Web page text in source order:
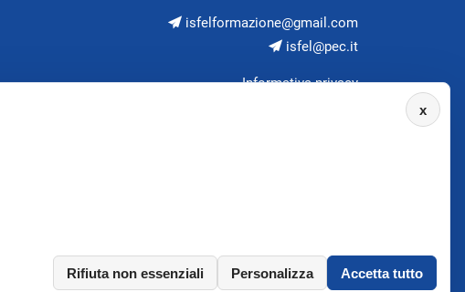
isfelformazione@gmail.com
isfel@pec.it
Informativa privacy
x
Rifiuta non essenziali Personalizza Accetta tutto